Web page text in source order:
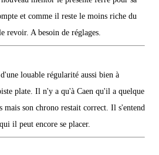
et comme il reste le moins riche du
revoir. A besoin de réglages.
louable régularité aussi bien à
plate. Il n'y a qu'à Caen qu'il a quelque
mais son chrono restait correct. Il s'entend
il peut encore se placer.